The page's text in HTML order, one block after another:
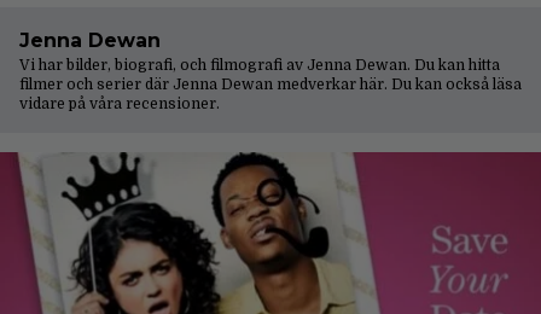
Jenna Dewan
Vi har bilder, biografi, och filmografi av Jenna Dewan. Du kan hitta
filmer och serier där Jenna Dewan medverkar här. Du kan också läsa
vidare på våra recensioner.